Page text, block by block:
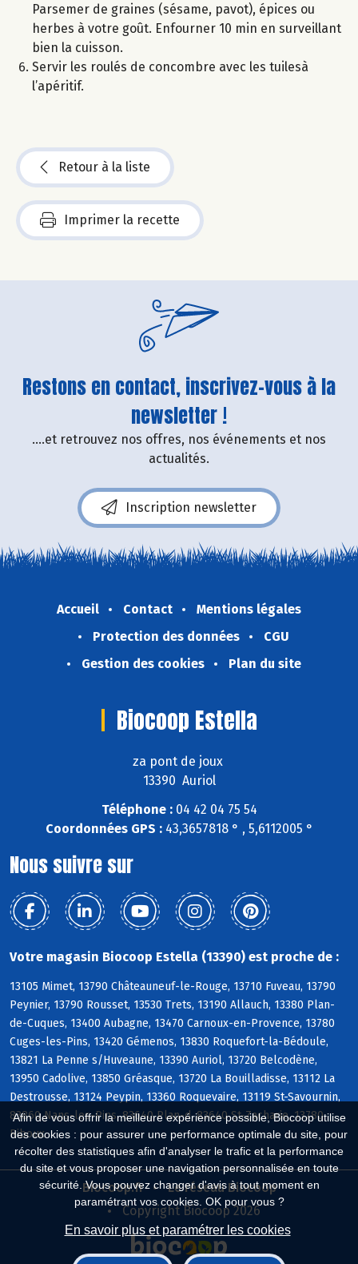
Afin de vous offrir la meilleure expérience possible, Biocoop utilise
des cookies : pour assurer une performance optimale du site, pour
récolter des statistiques afin d'analyser le trafic et la performance
du site et vous proposer une navigation personnalisée en toute
sécurité. Vous pouvez changer d'avis à tout moment en
paramétrant vos cookies. OK pour vous ?
En savoir plus et paramétrer les cookies
Parsemer de graines (sésame, pavot), épices ou
herbes à votre goût. Enfourner 10 min en surveillant
bien la cuisson.
Servir les roulés de concombre avec les tuilesà
l’apéritif.
Retour à la liste
Imprimer la recette
Restons en contact, inscrivez-vous à la
newsletter !
....et retrouvez nos offres, nos événements et nos
actualités.
Inscription newsletter
Accueil Contact
Mentions légales
Protection des données
CGU
Gestion des cookies
Plan du site
Biocoop Estella
za pont de joux
13390 Auriol
Téléphone :04 42 04 75 54
Coordonnées GPS :43,3657818 ° , 5,6112005 °
Nous suivre sur
Votre magasin Biocoop Estella (13390) est proche de :
13105 Mimet, 13790 Châteauneuf-le-Rouge, 13710 Fuveau, 13790
Peynier, 13790 Rousset, 13530 Trets, 13190 Allauch, 13380 Plan-
de-Cuques, 13400 Aubagne, 13470 Carnoux-en-Provence, 13780
Cuges-les-Pins, 13420 Gémenos, 13830 Roquefort-la-Bédoule,
13821 La Penne s/Huveaune, 13390 Auriol, 13720 Belcodène,
13950 Cadolive, 13850 Gréasque, 13720 La Bouilladisse, 13112 La
Destrousse, 13124 Peypin, 13360 Roquevaire, 13119 St-Savournin,
83860 Nans-les-Pins, 83640 Plan-d, 83640 St-Zacharie, 13780
Riboux
Biocoop.fr
Le réseau Biocoop
Copyright Biocoop 2026